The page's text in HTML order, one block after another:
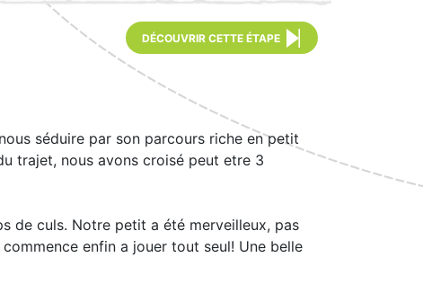
DÉCOUVRIR CETTE ÉTAPE
séduire par son parcours riche en petit
trajet, nous avons croisé peut etre 3
de culs. Notre petit a été merveilleux, pas
enfin a jouer tout seul! Une belle